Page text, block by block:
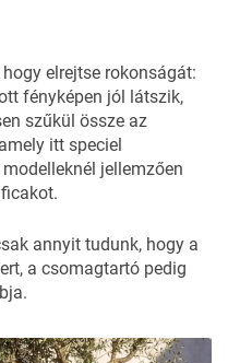
elrejtse rokonságát:
fényképen jól látszik,
szűkül össze az
itt speciel
jellemzően
annyit tudunk, hogy a
a csomagtartó pedig